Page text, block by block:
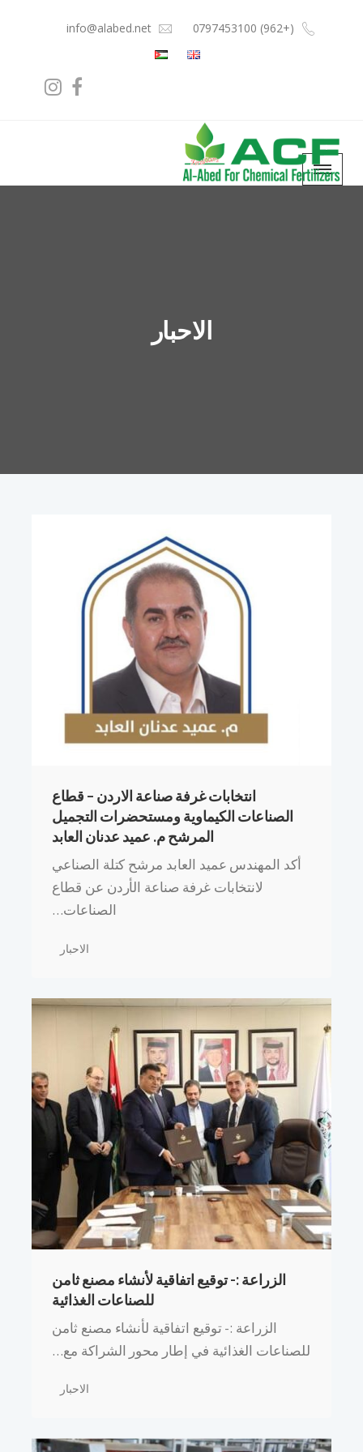
(+962) 0797453100
info@alabed.net
الاحبار
انتخابات غرفة صناعة الاردن – قطاع
الصناعات الكيماوية ومستحضرات التجميل
المرشح م. عميد عدنان العابد
أكد المهندس عميد العابد مرشح كتلة الصناعي
لانتخابات غرفة صناعة الأردن عن قطاع
الصناعات…
الاحبار
الزراعة :- توقيع اتفاقية لأنشاء مصنع ثامن
للصناعات الغذائية
الزراعة :- توقيع اتفاقية لأنشاء مصنع ثامن
للصناعات الغذائية في إطار محور الشراكة مع…
الاحبار